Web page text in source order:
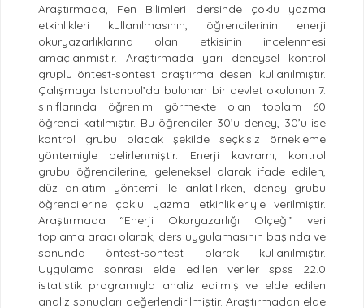
Araştırmada, Fen Bilimleri dersinde çoklu yazma
etkinlikleri kullanılmasının, öğrencilerinin enerji
okuryazarlıklarına olan etkisinin incelenmesi
amaçlanmıştır. Araştırmada yarı deneysel kontrol
gruplu öntest-sontest araştırma deseni kullanılmıştır.
Çalışmaya İstanbul’da bulunan bir devlet okulunun 7.
sınıflarında öğrenim görmekte olan toplam 60
öğrenci katılmıştır. Bu öğrenciler 30’u deney, 30’u ise
kontrol grubu olacak şekilde seçkisiz örnekleme
yöntemiyle belirlenmiştir. Enerji kavramı, kontrol
grubu öğrencilerine, geleneksel olarak ifade edilen,
düz anlatım yöntemi ile anlatılırken, deney grubu
öğrencilerine çoklu yazma etkinlikleriyle verilmiştir.
Araştırmada “Enerji Okuryazarlığı Ölçeği” veri
toplama aracı olarak, ders uygulamasının başında ve
sonunda öntest-sontest olarak kullanılmıştır.
Uygulama sonrası elde edilen veriler spss 22.0
istatistik programıyla analiz edilmiş ve elde edilen
analiz sonuçları değerlendirilmiştir. Araştırmadan elde